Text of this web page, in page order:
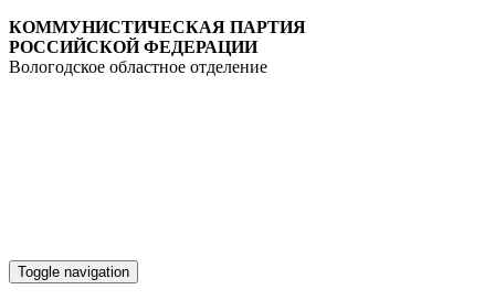
КОММУНИСТИЧЕСКАЯ ПАРТИЯ
РОССИЙСКОЙ ФЕДЕРАЦИИ
Вологодское областное отделение
Toggle navigation